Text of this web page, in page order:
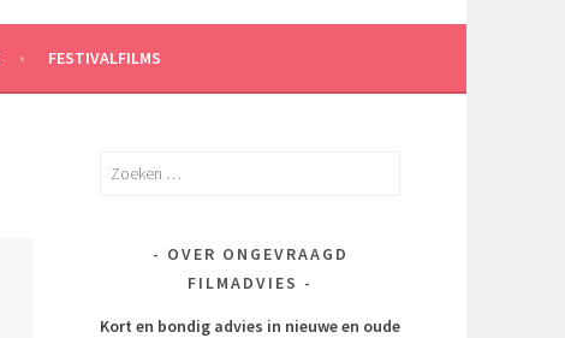
FESTIVALFILMS
Zoeken
OVER ONGEVRAAGD
FILMADVIES
Kort en bondig advies in nieuwe en oude